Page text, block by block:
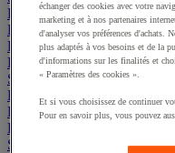
Bureau et télétravail
Entrepôt
Fournitures industrielles et
Emballage et bac
Sécurité et santé
Espace extérieur
Restauration
Hygiène
Sports et loisirs
échanger des cookies avec votre
marketing et à nos partenaires
d'analyser vos préférences d'achats.
plus adaptés à vos besoins et de la
d'informations sur les finalités et
« Paramètres des cookies ».
Et si vous choisissez de continuer
Pour en savoir plus, vous pouvez